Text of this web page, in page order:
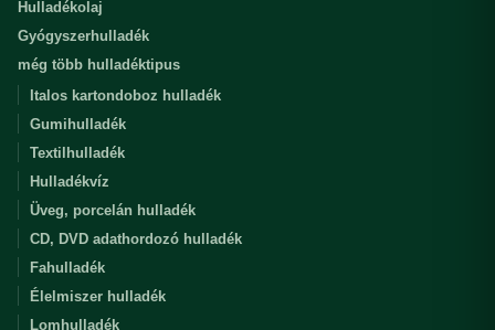
Hulladékolaj
Gyógyszerhulladék
még több hulladéktipus
Italos kartondoboz hulladék
Gumihulladék
Textilhulladék
Hulladékvíz
Üveg, porcelán hulladék
CD, DVD adathordozó hulladék
Fahulladék
Élelmiszer hulladék
Lomhulladék